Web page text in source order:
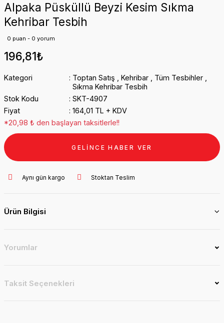
Alpaka Püsküllü Beyzi Kesim Sıkma
Kehribar Tesbih
0 puan - 0 yorum
196,81₺
Kategori Toptan Satış Kehribar Tüm Tesbihler
Sıkma Kehribar Tesbih
Stok Kodu
SKT-4907
Fiyat
164,01 TL + KDV
*20,98 ₺ den başlayan taksitlerle!!
GELİNCE HABER VER
Aynı gün kargo Stoktan Teslim
Ürün Bilgisi
Yorumlar
Taksit Seçenekleri